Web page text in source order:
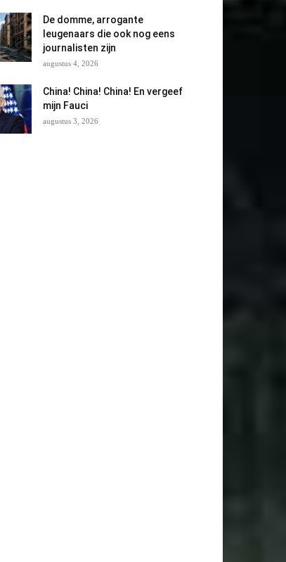
De domme, arrogante
leugenaars die ook nog eens
journalisten zijn
augustus 4, 2026
China! China! China! En vergeef
mijn Fauci
augustus 3, 2026